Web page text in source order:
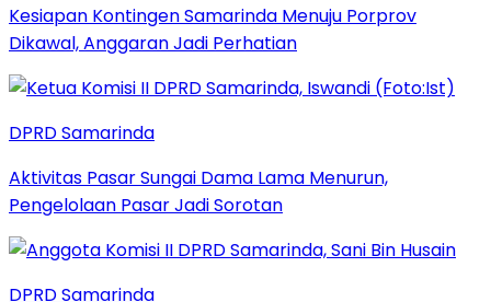
Kesiapan Kontingen Samarinda Menuju Porprov
Dikawal, Anggaran Jadi Perhatian
DPRD Samarinda
Aktivitas Pasar Sungai Dama Lama Menurun,
Pengelolaan Pasar Jadi Sorotan
DPRD Samarinda